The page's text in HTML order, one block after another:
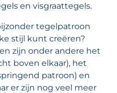
en visgraattegels.
tegelpatroon
stijl kunt creëren?
zijn onder andere het
boven elkaar), het
patroon) en
er zijn nog veel meer